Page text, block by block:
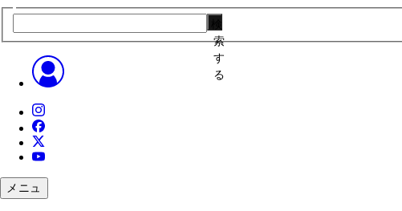
索
す
る
メニュ